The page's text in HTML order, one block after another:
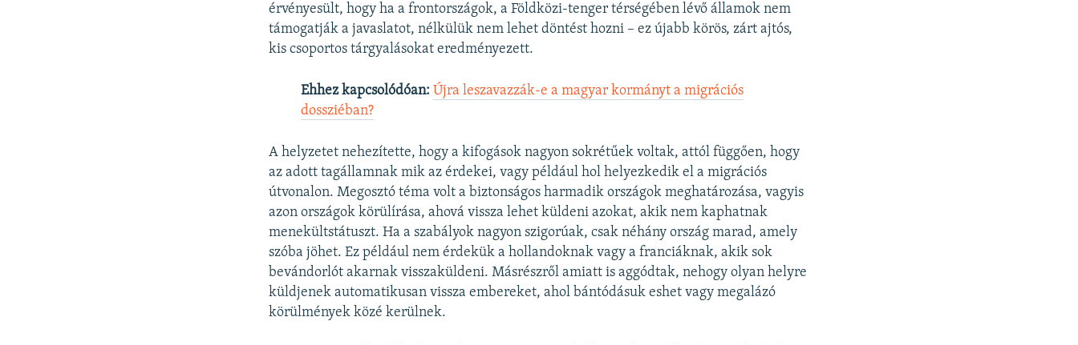
érvényesült, hogy ha a frontországok, a Földközi-tenger térségében lévő államok nem
támogatják a javaslatot, nélkülük nem lehet döntést hozni – ez újabb körös, zárt ajtós,
kis csoportos tárgyalásokat eredményezett.
Ehhez kapcsolódóan:Újra leszavazzák-e a magyar kormányt a migrációs
dossziéban?
A helyzetet nehezítette, hogy a kifogások nagyon sokrétűek voltak, attól függően, hogy
az adott tagállamnak mik az érdekei, vagy például hol helyezkedik el a migrációs
útvonalon. Megosztó téma volt a biztonságos harmadik országok meghatározása, vagyis
azon országok körülírása, ahová vissza lehet küldeni azokat, akik nem kaphatnak
menekültstátuszt. Ha a szabályok nagyon szigorúak, csak néhány ország marad, amely
szóba jöhet. Ez például nem érdekük a hollandoknak vagy a franciáknak, akik sok
bevándorlót akarnak visszaküldeni. Másrészről amiatt is aggódtak, nehogy olyan helyre
küldjenek automatikusan vissza embereket, ahol bántódásuk eshet vagy megalázó
körülmények közé kerülnek.